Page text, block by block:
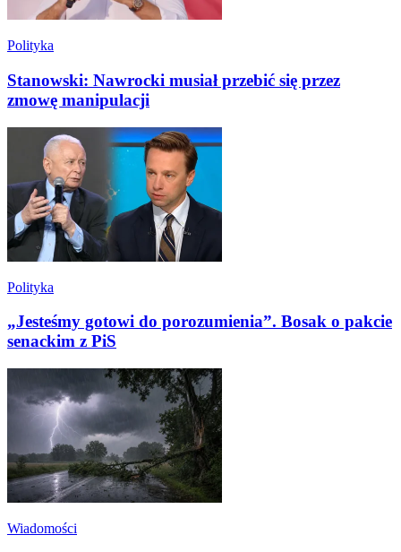
Polityka
Stanowski: Nawrocki musiał przebić się przez
zmowę manipulacji
Polityka
„Jesteśmy gotowi do porozumienia”. Bosak o pakcie
senackim z PiS
Wiadomości